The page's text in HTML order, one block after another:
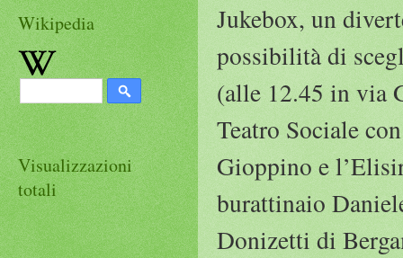
Jukebox, un
possibilità di
(alle 12.45 in via
Teatro Sociale
Gioppino e
burattinaio
Donizetti di
Wikipedia
Visualizzazioni
totali